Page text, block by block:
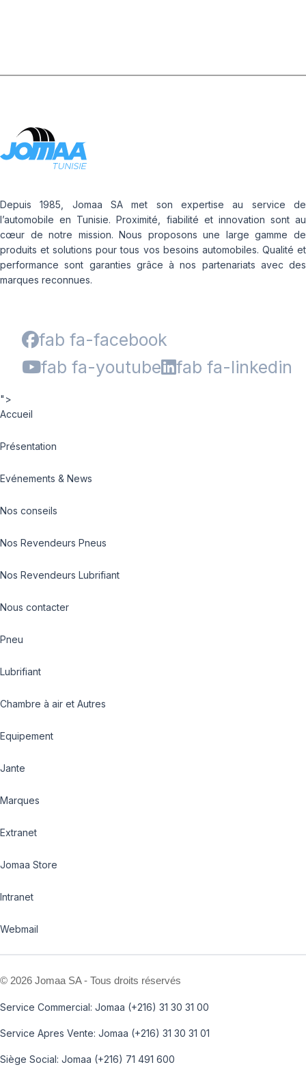
Depuis 1985, Jomaa SA met son expertise au service de
l’automobile en Tunisie. Proximité, fiabilité et innovation sont au
cœur de notre mission. Nous proposons une large gamme de
produits et solutions pour tous vos besoins automobiles. Qualité et
performance sont garanties grâce à nos partenariats avec des
marques reconnues.
fab fa-facebook
fab fa-youtube
fab fa-linkedin
">
Accueil
Présentation
Evénements & News
Nos conseils
Nos Revendeurs Pneus
Nos Revendeurs Lubrifiant
Nous contacter
Pneu
Lubrifiant
Chambre à air et Autres
Equipement
Jante
Marques
Extranet
Jomaa Store
Intranet
Webmail
© 2026 Jomaa SA - Tous droits réservés
Service Commercial: Jomaa (+216) 31 30 31 00
Service Apres Vente: Jomaa (+216) 31 30 31 01
Siège Social: Jomaa (+216) 71 491 600